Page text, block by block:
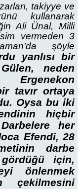
takiyye ve
kullanarak
Ali Ünal, Milli
vermeden 3
şöyle
yanlısı bir
neden
tavır ortaya
Oysa bu iki
hiçbir
her
Efendi, 28
darbe
için,
önlenmek
çekilmesini